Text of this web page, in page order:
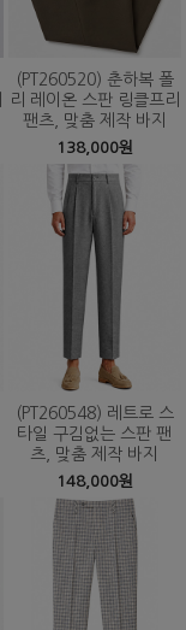
(PT260520) 춘하복 폴
리 레이온 스판 링클프리
팬츠, 맞춤 제작 바지
138,000원
(PT260548) 레트로 스
타일 구김없는 스판 팬
츠, 맞춤 제작 바지
148,000원